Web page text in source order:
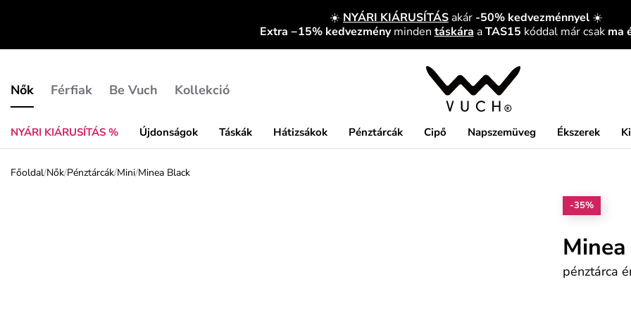
☀️ NYÁRI KIÁRUSÍTÁSakár -50% kedvezménnyel ☀️
Extra −15% kedvezményminden táskára aTAS15 kóddal már csak ma
Nők
NYÁRI KIÁRUSÍTÁS % Újdonságok Táskák Hátizsákok Pénztárcák Cipő Napszemüveg Ékszerek
Férfiak Be Vuch Kollekció
Főoldal/Nők/Pénztárcák/Mini/Minea Black
-35%
pénztárca